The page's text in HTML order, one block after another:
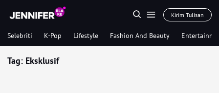
Kirim Tulisan
Selebriti K-Pop Lifestyle Fashion And Beauty
Tag: Eksklusif